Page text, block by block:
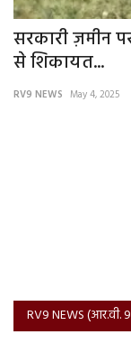
सरकारी ज़मीन
से शिकायत...
RV9 NEWS May 4, 2025
RV9 NEWS (आर.वी.